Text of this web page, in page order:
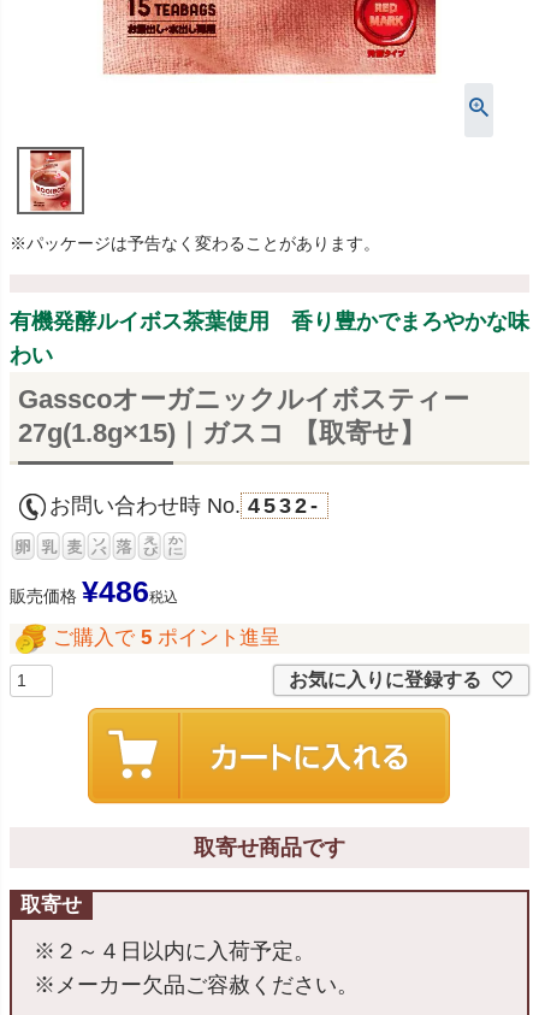
※パッケージは予告なく変わることがあります。
有機発酵ルイボス茶葉使用 香り豊かでまろやかな味
わい
Gasscoオーガニックルイボスティー
27g(1.8g×15)｜ガスコ 【取寄せ】
お問い合わせ時 No. 4532-
販売価格 ¥486税込
ご購入で 5 ポイント進呈
お気に入りに登録する
取寄せ商品です
取寄せ
※２～４日以内に入荷予定。
※メーカー欠品ご容赦ください。